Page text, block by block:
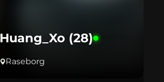
Huang_Xo (28)
Raseborg